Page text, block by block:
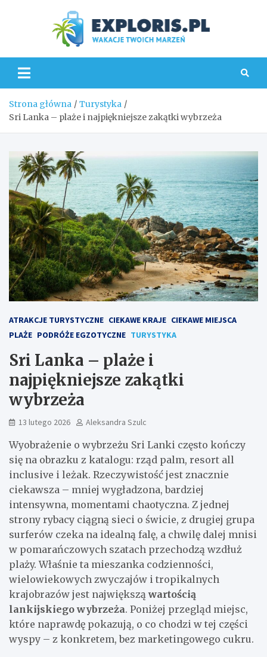
Strona główna
Turystyka
Sri Lanka – plaże i najpiękniejsze zakątki wybrzeża
ATRAKCJE TURYSTYCZNE CIEKAWE KRAJE CIEKAWE MIEJSCA
PLAŻE PODRÓŻE EGZOTYCZNE TURYSTYKA
Sri Lanka – plaże i
najpiękniejsze zakątki
wybrzeża
13 lutego 2026 Aleksandra Szulc
Wyobrażenie o wybrzeżu Sri Lanki często kończy
się na obrazku z katalogu: rząd palm, resort all
inclusive i leżak. Rzeczywistość jest znacznie
ciekawsza – mniej wygładzona, bardziej
intensywna, momentami chaotyczna. Z jednej
strony rybacy ciągną sieci o świcie, z drugiej grupa
surferów czeka na idealną falę, a chwilę dalej mnisi
w pomarańczowych szatach przechodzą wzdłuż
plaży. Właśnie ta mieszanka codzienności,
wielowiekowych zwyczajów i tropikalnych
krajobrazów jest największąwartością
lankijskiego wybrzeża. Poniżej przegląd miejsc,
które naprawdę pokazują, o co chodzi w tej części
wyspy – z konkretem, bez marketingowego cukru.